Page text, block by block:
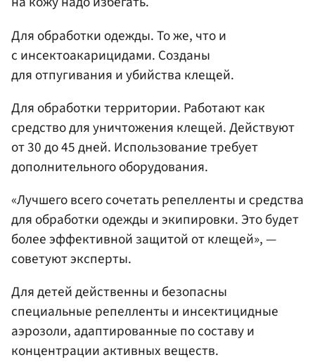
Для обработки одежды. То же, что и
с инсектоакарицидами. Созданы
для отпугивания и убийства клещей.
Для обработки территории. Работают как
средство для уничтожения клещей. Действуют
от 30 до 45 дней. Использование требует
дополнительного оборудования.
«Лучшего всего сочетать репелленты и средства
для обработки одежды и экипировки. Это будет
более эффективной защитой от клещей», —
советуют эксперты.
Для детей действенны и безопасны
специальные репелленты и инсектицидные
аэрозоли, адаптированные по составу и
концентрации активных веществ.